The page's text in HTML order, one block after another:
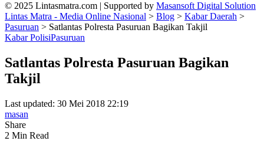
© 2025 Lintasmatra.com | Supported by Masansoft Digital Solution
Lintas Matra - Media Online Nasional > Blog > Kabar Daerah >
Pasuruan > Satlantas Polresta Pasuruan Bagikan Takjil
Kabar PolisiPasuruan
Satlantas Polresta Pasuruan Bagikan
Takjil
Last updated: 30 Mei 2018 22:19
masan
Share
2 Min Read